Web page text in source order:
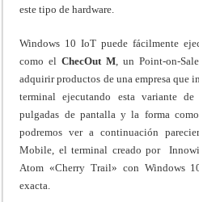
este tipo de hardware.
Windows 10 IoT puede fácilmente
como elChecOut M , un Point-on-
adquirir productos de una empresa que
terminal ejecutando esta variante
pulgadas de pantalla y la forma
podremos ver a continuación
Mobile, el terminal creado por
Atom «Cherry Trail» con Windows
exacta.